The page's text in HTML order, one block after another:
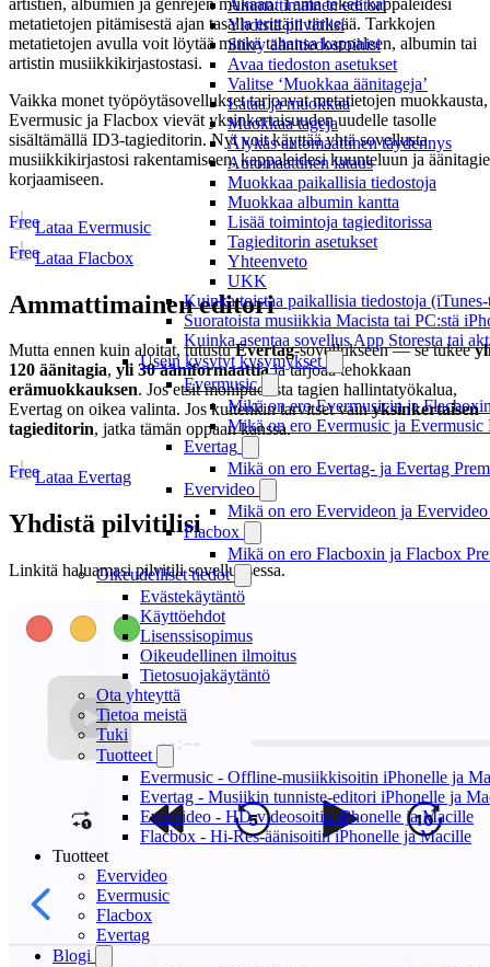
Ammattimainen editori
Yhdistä pilvitilisi
Siirry äänitiedostoihisi
Avaa tiedoston asetukset
Valitse ‘Muokkaa äänitageja’
Lataa ja muokkaa
Muokkaa tageja
Älykäs automaattinen täydennys
Automaattinen lataus
Muokkaa paikallisia tiedostoja
Muokkaa albumin kantta
Lisää toimintoja tagieditorissa
Tagieditorin asetukset
Yhteenveto
UKK
Kuinka toistaa paikallisia tiedostoja
Suoratoista musiikkia Macista tai PC:stä
Kuinka asentaa sovellus App Storesta tai
Usein kysytyt kysymykset
Evermusic
Mikä on ero Evermusicin ja
Mikä on ero Evermusic ja
Evertag
Mikä on ero Evertag- ja Evertag
Evervideo
Mikä on ero Evervideon ja
Flacbox
Mikä on ero Flacboxin ja Flacbox
Oikeudelliset tiedot
Evästekäytäntö
Käyttöehdot
Lisenssisopimus
Oikeudellinen ilmoitus
Tietosuojakäytäntö
Ota yhteyttä
Tietoa meistä
Tuki
Tuotteet
Evermusic - Offline-musiikkisoitin iPhonelle ja
Evertag - Musiikin tunniste-editori iPhonelle ja
Evervideo - HD-videosoitin iPhonelle ja Macille
Flacbox - Hi-Res-äänisoitin iPhonelle ja Macille
Tuotteet
Evervideo
Evermusic
Flacbox
Evertag
Blogi
metatietojen pitämisestä ajan tasalla erittäin tärkeää. Tarkkojen
metatietojen avulla voit löytää minkä tahansa kappaleen, albumin tai
artistin musiikkikirjastostasi.
Vaikka monet työpöytäsovellukset tarjoavat metatietojen muokkausta,
Evermusic ja Flacbox vievät yksinkertaisuuden uudelle tasolle
sisältämällä ID3-tagieditorin. Nyt voit käyttää yhtä sovellusta
musiikkikirjastosi rakentamiseen, kappaleidesi kuunteluun ja
korjaamiseen.
Lataa Evermusic
Free
Lataa Flacbox
Free
Ammattimainen editori
Mutta ennen kuin aloitat, tutustuEvertag-sovellukseen — se tukee
120 äänitagia, yli 30 ääniformaattiaja tarjoaa tehokkaan
erämuokkauksen. Jos etsit monipuolista tagien hallintatyökalua,
Evertag on oikea valinta. Jos kuitenkin tarvitset vainyksinkertaisen
tagieditorin, jatka tämän oppaan kanssa.
Lataa Evertag
Free
Yhdistä pilvitilisi
Linkitä haluamasi pilvitili sovelluksessa.